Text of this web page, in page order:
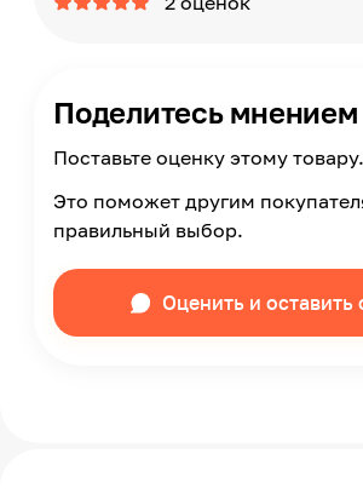
Поделитесь мнением
Поставьте оценку этому товару.
Это поможет другим
правильный выбор.
Оценить и оставить